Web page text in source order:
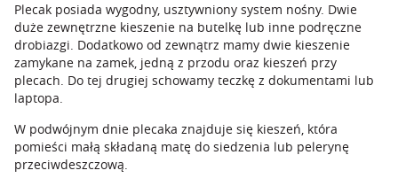
Plecak posiada wygodny, usztywniony system nośny. Dwie
duże zewnętrzne kieszenie na butelkę lub inne podręczne
drobiazgi. Dodatkowo od zewnątrz mamy dwie kieszenie
zamykane na zamek, jedną z przodu oraz kieszeń przy
plecach. Do tej drugiej schowamy teczkę z dokumentami lub
laptopa.
W podwójnym dnie plecaka znajduje się kieszeń, która
pomieści małą składaną matę do siedzenia lub pelerynę
przeciwdeszczową.